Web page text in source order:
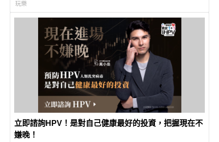
玩樂
立即諮詢HPV！是對自己健康最好的投資，把握現在不
嫌晚！